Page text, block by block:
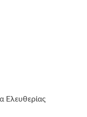
Ελευθερίας